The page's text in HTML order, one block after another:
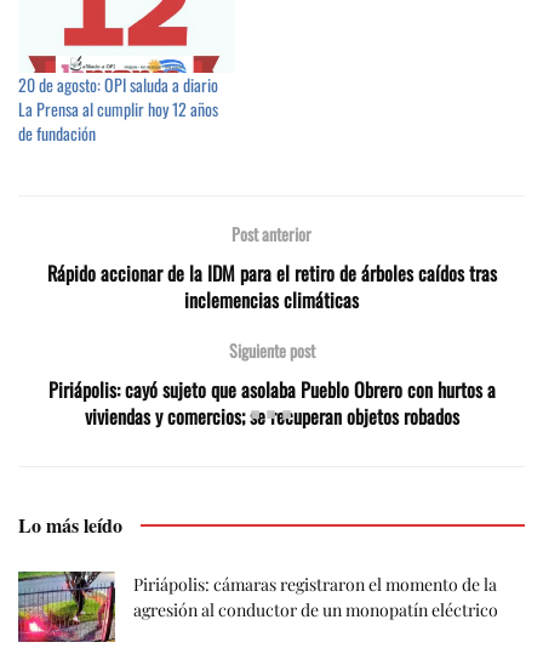
20 de agosto: OPI saluda a diario
La Prensa al cumplir hoy 12 años
de fundación
Post anterior
Rápido accionar de la IDM para el retiro de árboles caídos tras
inclemencias climáticas
Siguiente post
Piriápolis: cayó sujeto que asolaba Pueblo Obrero con hurtos a
viviendas y comercios; se recuperan objetos robados
Lo más leído
Piriápolis: cámaras registraron el momento de la
agresión al conductor de un monopatín eléctrico